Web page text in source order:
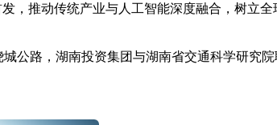
推动传统产业与人工智能深度融合，树立全
路，湖南投资集团与湖南省交通科学研究